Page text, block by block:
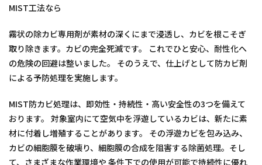
MIST工法なら
霧状の除カビ専用剤が素材の深くにまで浸透し、カビを根こそぎ
取り除きます。カビの完全死滅です。 これでひと安心、耐性化へ
の危険の回避は整いました。 そのうえで、仕上げとして防カビ剤
による予防処理を実施します。
MIST防カビ処理は、即効性・持続性・高い安全性の3つを備えて
おります。 対象室内にて空気中を浮遊しているカビは、新たに素
材に付着し増殖することがあります。 その浮遊カビを包み込み、
カビの細胞膜を破壊り、細胞膜の合成を阻害する除菌処理。そし
て、さまざまな作業環境や 条件下での使用が可能で持続性に優れ